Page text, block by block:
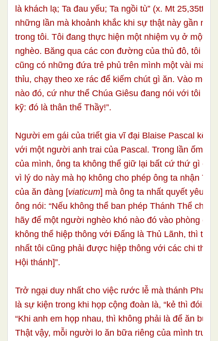
là khách lạ; Ta đau yếu; Ta ngồi tù” (x. Mt 25,35tt).
những lần mà khoảnh khắc khi sự thật này gần
trong tôi. Tôi đang thực hiện một nhiệm vụ ở một
nghèo. Băng qua các con đường của thủ đô, tôi
cũng có những đứa trẻ phủ trên mình một vài mảnh
thỉu, chạy theo xe rác để kiếm chút gì ăn. Vào một
nào đó, cứ như thể Chúa Giêsu đang nói với tôi
kỹ: đó là thân thể Thầy!”.
Người em gái của triết gia vĩ đại Blaise Pascal kể
với một người anh trai của Pascal. Trong lần ốm
của mình, ông ta không thể giữ lại bất cứ thứ gì
vì lý do này mà họ không cho phép ông ta nhận
của ăn đàng [viaticum] mà ông ta nhất quyết yêu
ông nói: “Nếu không thể ban phép Thánh Thể cho
hãy để một người nghèo khó nào đó vào phòng
không thể hiệp thông với Đấng là Thủ Lãnh, thì tôi
nhất tôi cũng phải được hiệp thông với các chi thể
Hội thánh]”.
Trở ngại duy nhất cho việc rước lễ mà thánh
là sự kiện trong khi họp cộng đoàn là, “kẻ thì đói,
“Khi anh em họp nhau, thì không phải là để ăn bữa
Thật vậy, mỗi người lo ăn bữa riêng của mình